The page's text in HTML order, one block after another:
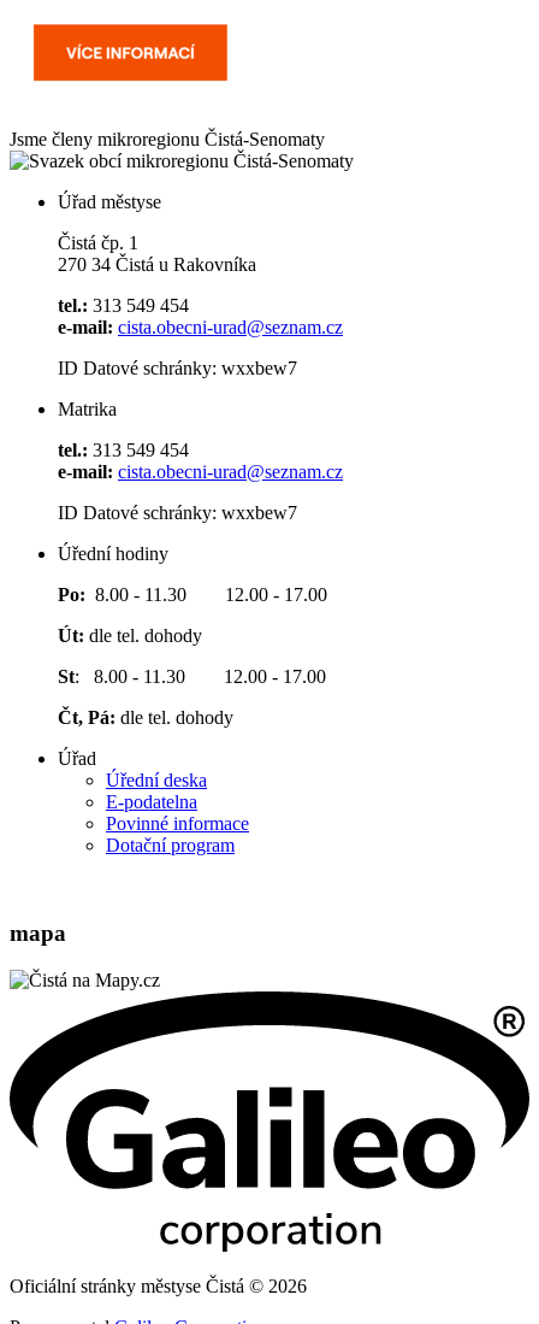
Jsme členy mikroregionu Čistá-Senomaty
Úřad městyse
Čistá čp. 1
270 34 Čistá u Rakovníka
tel.: 313 549 454
e-mail: cista.obecni-urad@seznam.cz
ID Datové schránky: wxxbew7
Matrika
tel.: 313 549 454
e-mail: cista.obecni-urad@seznam.cz
ID Datové schránky: wxxbew7
Úřední hodiny
Po: 8.00 - 11.30 12.00 - 17.00
Út: dle tel. dohody
St: 8.00 - 11.30 12.00 - 17.00
Čt, Pá: dle tel. dohody
Úřad
Úřední deska
E-podatelna
Povinné informace
Dotační program
mapa
Oficiální stránky městyse Čistá © 2026